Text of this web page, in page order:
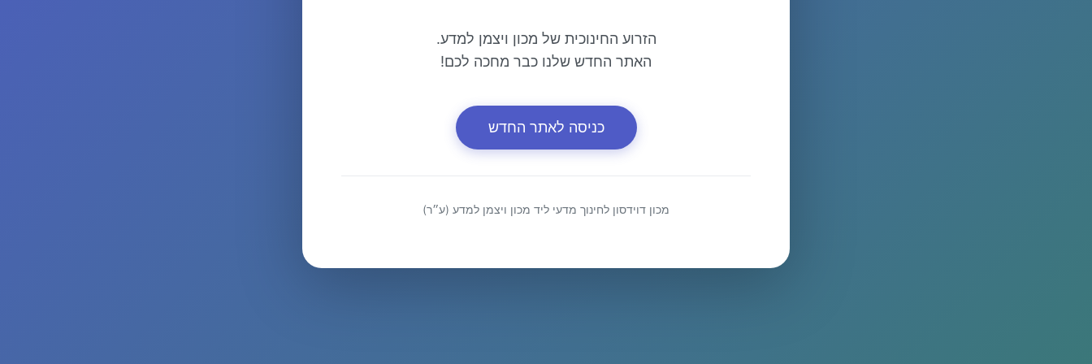
הזרוע החינוכית של מכון ויצמן למדע.
האתר החדש שלנו כבר מחכה לכם!
כניסה לאתר החדש
מכון דוידסון לחינוך מדעי ליד מכון ויצמן למדע (ע״ר)